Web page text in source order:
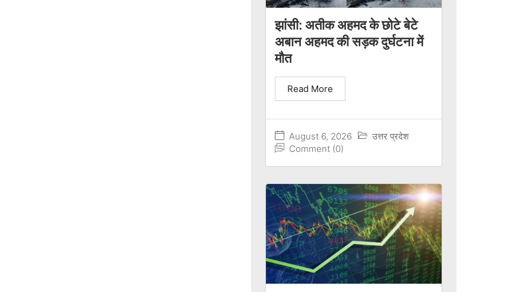
झांसी: अतीक अहमद के छोटे बेटे
अबान अहमद की सड़क दुर्घटना में
मौत
August 6, 2026
उत्तर प्रदेश
Comment (0)
Read More